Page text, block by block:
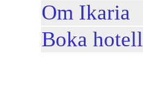
Om Ikaria
Boka hotell